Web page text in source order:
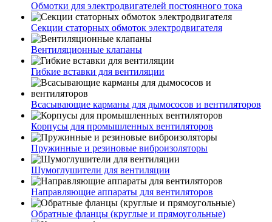
Обмотки для электродвигателей постоянного тока
Секции статорных обмоток электродвигателя
Вентиляционные клапаны
Гибкие вставки для вентиляции
Всасывающие карманы для дымососов и вентиляторов
Корпусы для промышленных вентиляторов
Пружинные и резиновые виброизоляторы
Шумоглушители для вентиляции
Направляющие аппараты для вентиляторов
Обратные фланцы (круглые и прямоугольные)